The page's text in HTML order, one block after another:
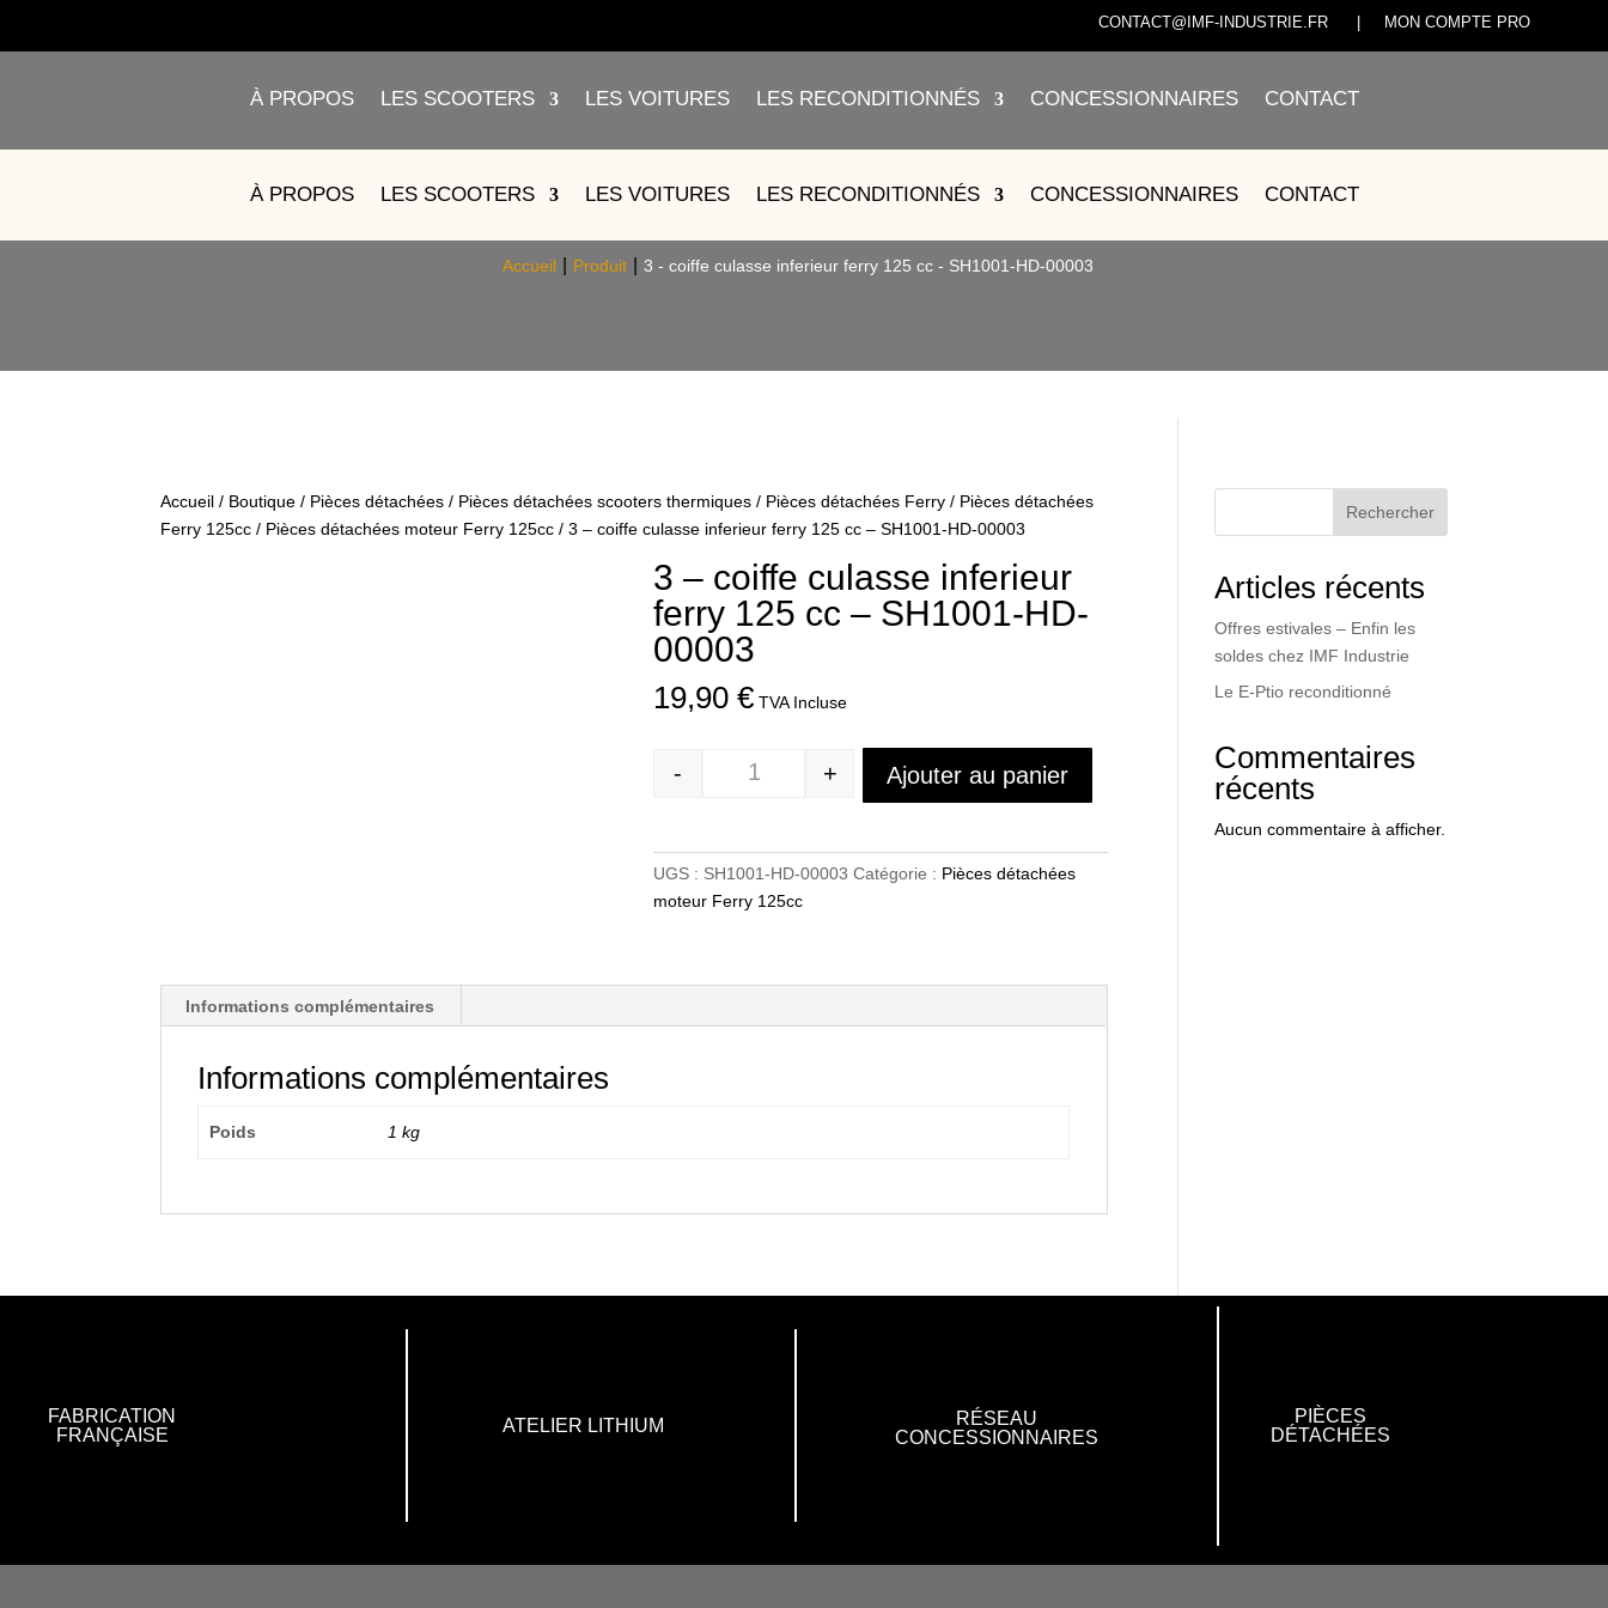
CONTACT@IMF-INDUSTRIE.FR MON COMPTE PRO
À PROPOS LES SCOOTERS LES VOITURES LES RECONDITIONNÉS CONCESSIONNAIRES CONTACT
À PROPOS LES SCOOTERS LES VOITURES LES RECONDITIONNÉS CONCESSIONNAIRES CONTACT
3 – COIFFE CULASSE INFERIEUR FERRY 125 CC – SH1001-HD-00003
Accueil Produit 3 - coiffe culasse inferieur ferry 125 cc - SH1001-HD-00003
Accueil / Boutique / Pièces détachées / Pièces détachées scooters thermiques / Pièces détachées Ferry / Pièces détachées
Ferry 125cc / Pièces détachées moteur Ferry 125cc / 3 – coiffe culasse inferieur ferry 125 cc – SH1001-HD-00003
3 – coiffe culasse inferieur
ferry 125 cc – SH1001-HD-
00003
19,90€ TVA Incluse
Quantité
- + Ajouter au panier
UGS : SH1001-HD-00003 Catégorie : Pièces détachées
moteur Ferry 125cc
Informations complémentaires
Informations complémentaires
Poids 1 kg
Rechercher
Articles récents
Offres estivales – Enfin les
soldes chez IMF Industrie
Le E-Ptio reconditionné
Commentaires
récents
Aucun commentaire à afficher.
FABRICATION
FRANÇAISE
ATELIER LITHIUM
RÉSEAU
CONCESSIONNAIRES
PIÈCES
DÉTACHÉES